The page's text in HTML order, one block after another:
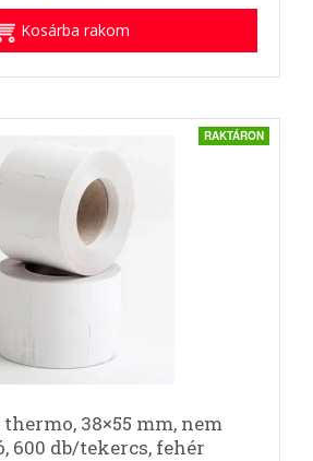
Kosárba rakom
RAKTÁRON
38×55 mm, nem
600 db/tekercs, fehér